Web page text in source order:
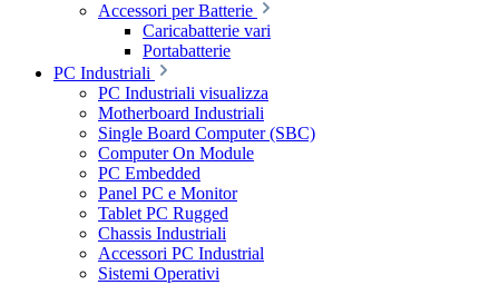
Accessori per Batterie
Caricabatterie vari
Portabatterie
PC Industriali
PC Industriali visualizza
Motherboard Industriali
Single Board Computer (SBC)
Computer On Module
PC Embedded
Panel PC e Monitor
Tablet PC Rugged
Chassis Industriali
Accessori PC Industrial
Sistemi Operativi